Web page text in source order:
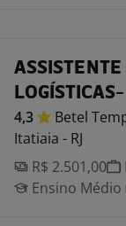
ASSISTENTE
4,3 Betel
Itatiaia - RJ
R$ 2.501,00
Ensino Médio